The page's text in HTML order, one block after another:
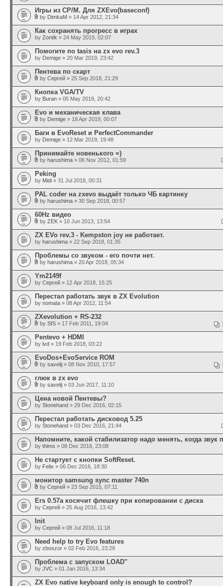
Игры из CP/M. Для ZXEvo(baseconf)
by DimkaM » 14 Apr 2012, 21:34
Как сохранять прогресс в играх
by Zontik » 24 May 2019, 02:07
Помогите по tasis на zx evo rev.3
by Demige » 20 Mar 2019, 23:42
Пентева по скарт
by Сергей » 25 Sep 2018, 21:29
Кнопка VGA/TV
by Buran » 05 May 2019, 20:42
Evo и механическая клава
by Demige » 18 Apr 2019, 00:07
Баги в EvoReset и PerfectCommander
by Demige » 12 Mar 2019, 19:48
Принимайте новенького =)
by harushima » 06 Nov 2012, 01:59
Peking
by Midi » 31 Jul 2018, 00:31
PAL coder на zxevo выдаёт только ЧБ картинку
by harushima » 30 Sep 2018, 00:57
60Hz видео
by ZEK » 10 Jun 2013, 13:54
ZX EVo rev.3 - Kempston joy не работает.
by harushima » 22 Sep 2018, 01:35
Проблемы со звуком - его почти нет.
by harushima » 20 Apr 2018, 05:34
Ym2149f
by Сергей » 12 Apr 2018, 15:25
Перестал работать звук в ZX Evolution
by nomata » 08 Apr 2012, 11:54
ZXevolution + RS-232
by SfS » 17 Feb 2011, 19:04
Pentevo + HDMI
by lvd » 19 Feb 2018, 03:22
EvoDos+EvoService ROM
by savelij » 08 Nov 2010, 17:57
глюк в zx evo
by savelij » 03 Jun 2017, 11:10
Цена новой Пентевы?
by Stonehand » 29 Dec 2016, 02:15
Перестал работать дисковод 5.25
by Stonehand » 03 Dec 2016, 21:44
Напомните, какой стабилизатор надо менять, когда звук
by thims » 08 Dec 2016, 23:08
Не стартует с кнопки SoftReset.
by Felix » 06 Dec 2016, 18:30
монитор samsung sync master 740n
by Сергей » 23 Sep 2015, 07:11
Ers 0.57a косячит флешку при копировании с диска
by Сергей » 25 Aug 2016, 13:42
Init
by Сергей » 08 Jul 2016, 11:18
Need help to try Evo features
by zboszor » 02 Feb 2016, 23:29
Проблема с запуском LOAD''
by JVC » 01 Jan 2016, 13:34
ZX Evo native keyboard only is enough to control?